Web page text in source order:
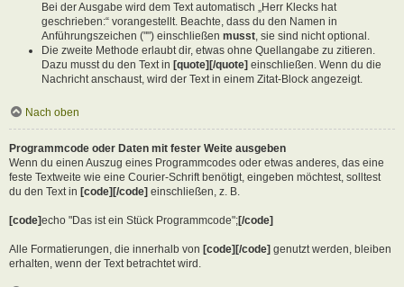
Bei der Ausgabe wird dem Text automatisch „Herr Klecks hat
geschrieben:“ vorangestellt. Beachte, dass du den Namen in
Anführungszeichen ("") einschließen musst, sie sind nicht optional.
Die zweite Methode erlaubt dir, etwas ohne Quellangabe zu zitieren.
Dazu musst du den Text in [quote][/quote] einschließen. Wenn du die
Nachricht anschaust, wird der Text in einem Zitat-Block angezeigt.
Nach oben
Programmcode oder Daten mit fester Weite ausgeben
Wenn du einen Auszug eines Programmcodes oder etwas anderes, das eine
feste Textweite wie eine Courier-Schrift benötigt, eingeben möchtest, solltest
du den Text in [code][/code] einschließen, z. B.
[code]echo "Das ist ein Stück Programmcode";[/code]
Alle Formatierungen, die innerhalb von [code][/code] genutzt werden, bleiben
erhalten, wenn der Text betrachtet wird.